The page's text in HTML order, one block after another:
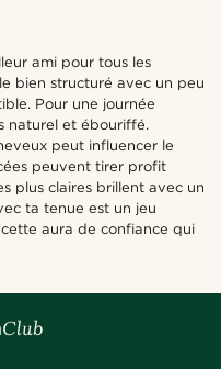
ami pour tous les
bien structuré avec un peu
Pour une journée
naturel et ébouriffé.
peut influencer le
peuvent tirer profit
plus claires brillent avec un
ta tenue est un jeu
aura de confiance qui